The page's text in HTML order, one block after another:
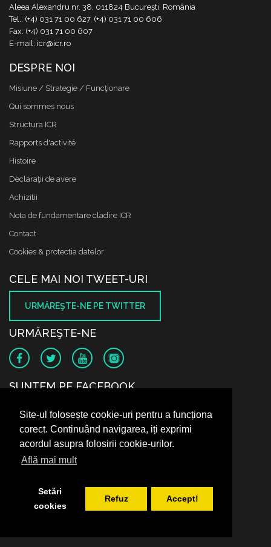
Site-ul folosește cookie-uri pentru a funcționa
corect. Continuând navigarea, iți exprimi
acordul asupra folosirii cookie-urilor.
Află mai mult
Setări
cookies
Refuz Accept!
Aleea Alexandru nr. 38, 011824 București, România
Tel.: (+4) 031 71 00 627, (+4) 031 71 00 606
Fax: (+4) 031 71 00 607
E-mail: icr@icr.ro
DESPRE NOI
Misiune / Strategie / Funcţionare
Qui sommes nous
Structura ICR
Rapports d'activité
Histoire
Declaraţii de avere
Achizitii
Nota de fundamentare cladire ICR
Contact
Cookies & protectia datelor
CELE MAI NOI TWEET-URI
URMĂREŞTE-NE PE TWITTER
URMĂREŞTE-NE
SUNTEM PE FACEBOOK